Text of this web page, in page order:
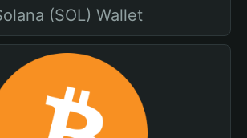
(SOL) Wallet